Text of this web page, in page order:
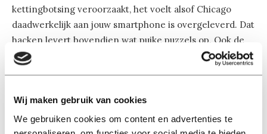
Wij maken gebruik van cookies
We gebruiken cookies om content en advertenties te
kettingbotsing veroorzaakt, het voelt alsof Chicago
daadwerkelijk aan jouw smartphone is overgeleverd. Dat
hacken levert bovendien wat puike puzzels op. Ook de
geïntegreerde multiplayer, waarbij andere spelers jouw
maar is desondanks erg vet om door te spelen! (Nick
Peters)